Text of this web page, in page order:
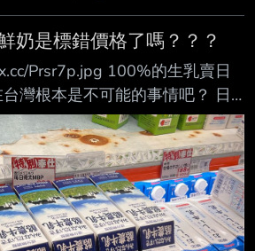
就因為拒絕清理管 理室衛生、倒
帶車道遙控器的住戶怒目相向，
僱。陳男不 服，認為自己遭到
院提起訴訟，要求確認僱傭關係
2年的薪 資。嘉義地方法院審理
實「不能勝任工作」，管委會終
決 陳男敗訴，管委會僅需支付
的薪
奶是標錯價格了嗎？？？
Prsr7p.jpg 100%的生乳賣日
灣根本是不可能的事情吧？ 日
格了嗎？？？ 有沒有八卦呢？ -